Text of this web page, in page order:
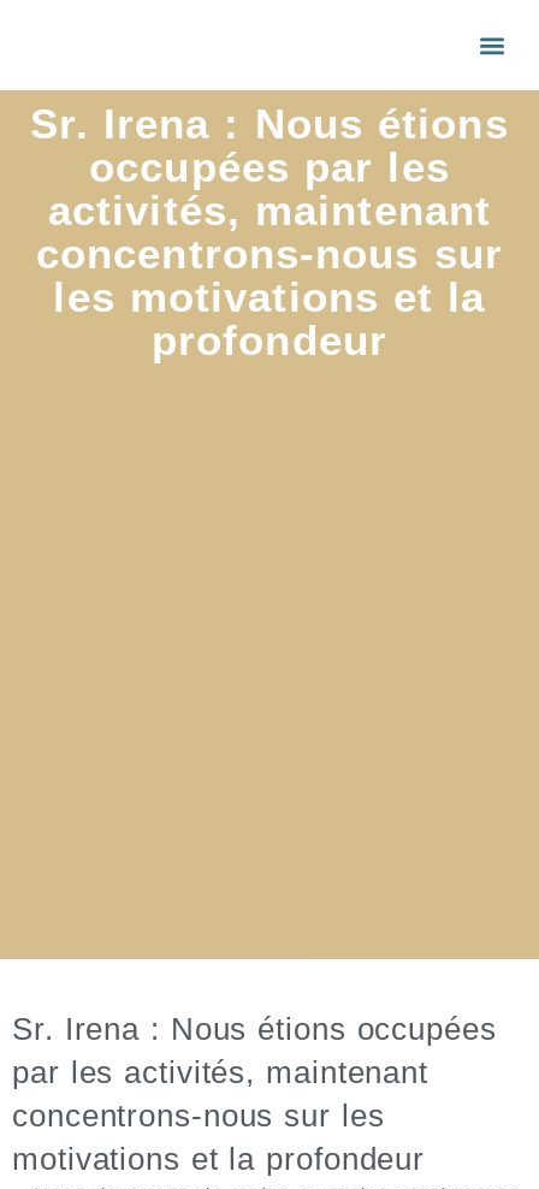
Sr. Irena : Nous étions
occupées par les
activités, maintenant
concentrons-nous sur
les motivations et la
profondeur
Sr. Irena : Nous étions occupées
par les activités, maintenant
concentrons-nous sur les
motivations et la profondeur